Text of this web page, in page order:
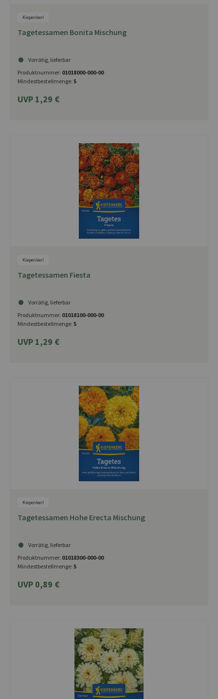
Kiepenkerl
Tagetessamen Bonita Mischung
Vorrätig, lieferbar
Produktnummer: 01018000-000-00
Mindestbestellmenge: 5
UVP 1,29 €
Kiepenkerl
Tagetessamen Fiesta
Vorrätig, lieferbar
Produktnummer: 01018100-000-00
Mindestbestellmenge: 5
UVP 1,29 €
Kiepenkerl
Tagetessamen Hohe Erecta Mischung
Vorrätig, lieferbar
Produktnummer: 01018300-000-00
Mindestbestellmenge: 5
UVP 0,89 €